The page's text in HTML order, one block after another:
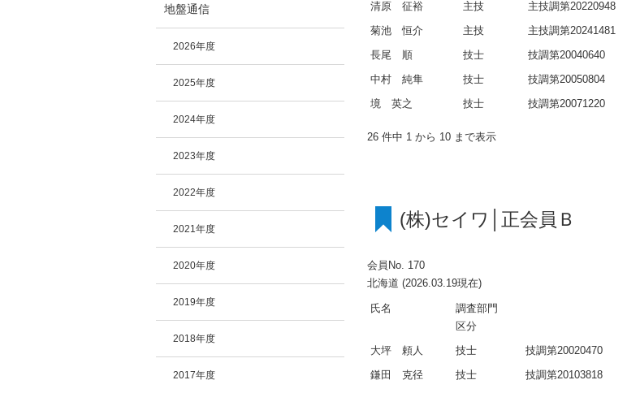
地盤通信
2026年度
2025年度
2024年度
2023年度
2022年度
2021年度
2020年度
2019年度
2018年度
2017年度
清原 征裕 主技 主技調第20220948
菊池 恒介 主技 主技調第20241481
長尾 順 技士 技調第20040640
中村 純隼 技士 技調第20050804
境 英之 技士 技調第20071220
26 件中 1 から 10 まで表示
(株)セイワ│正会員Ｂ
会員No. 170
北海道 (2026.03.19現在)
氏名
調査部門
区分
大坪 頼人 技士 技調第20020470
鎌田 克径 技士 技調第20103818